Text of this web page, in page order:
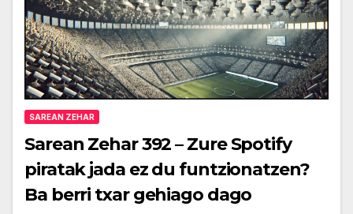
SAREAN ZEHAR
Sarean Zehar 392 – Zure Spotify
piratak jada ez du funtzionatzen?
Ba berri txar gehiago dago